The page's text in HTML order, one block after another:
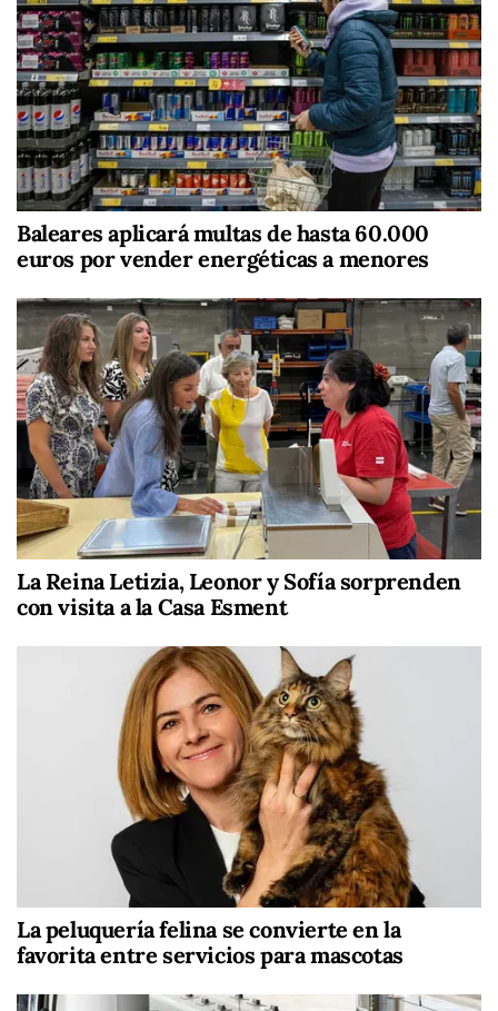
Baleares aplicará multas de hasta 60.000
euros por vender energéticas a menores
La Reina Letizia, Leonor y Sofía sorprenden
con visita a la Casa Esment
La peluquería felina se convierte en la
favorita entre servicios para mascotas